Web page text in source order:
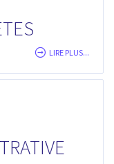
LIRE PLUS...